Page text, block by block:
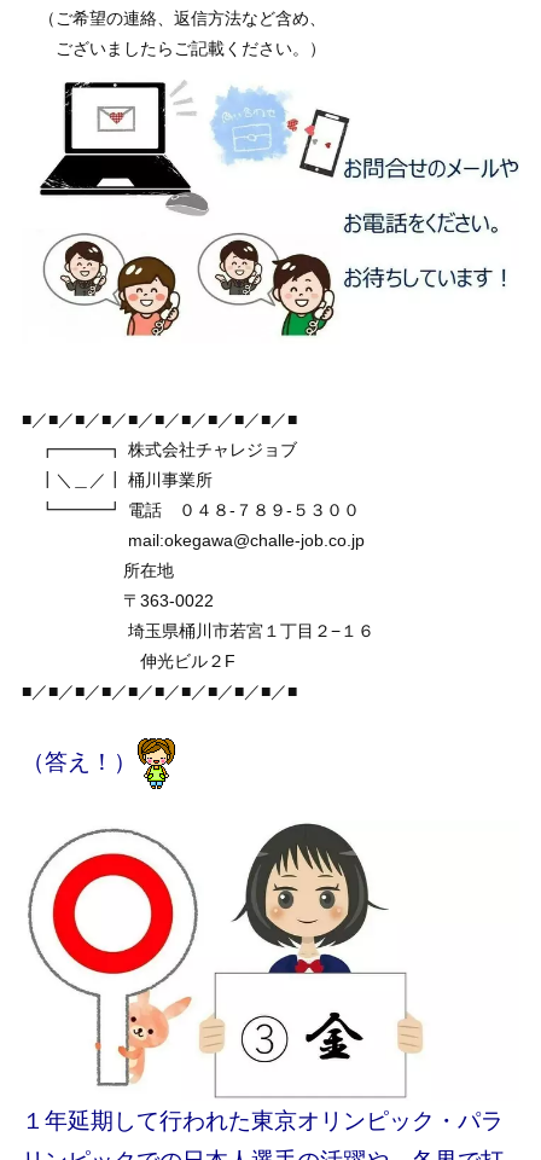
（ご希望の連絡、返信方法など含め、
ございましたらご記載ください。）
■／■／■／■／■／■／■／■／■／■／■
┏━━━┓ 株式会社チャレジョブ
┃＼＿／┃ 桶川事業所
┗━━━┛ 電話 ０４８-７８９-５３００
mail:okegawa@challe-job.co.jp
所在地
〒363-0022
埼玉県桶川市若宮１丁目２−１６
伸光ビル２F
■／■／■／■／■／■／■／■／■／■／■
（答え！）
１年延期して行われた東京オリンピック・パラ